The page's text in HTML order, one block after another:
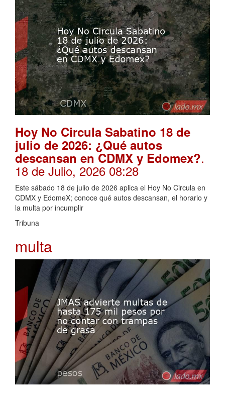
Hoy No Circula Sabatino 18 de
julio de 2026: ¿Qué autos
descansan en CDMX y Edomex?.
18 de Julio, 2026 08:28
Este sábado 18 de julio de 2026 aplica el Hoy No Circula en
CDMX y EdomeX; conoce qué autos descansan, el horario y
la multa por incumplir
Tribuna
multa